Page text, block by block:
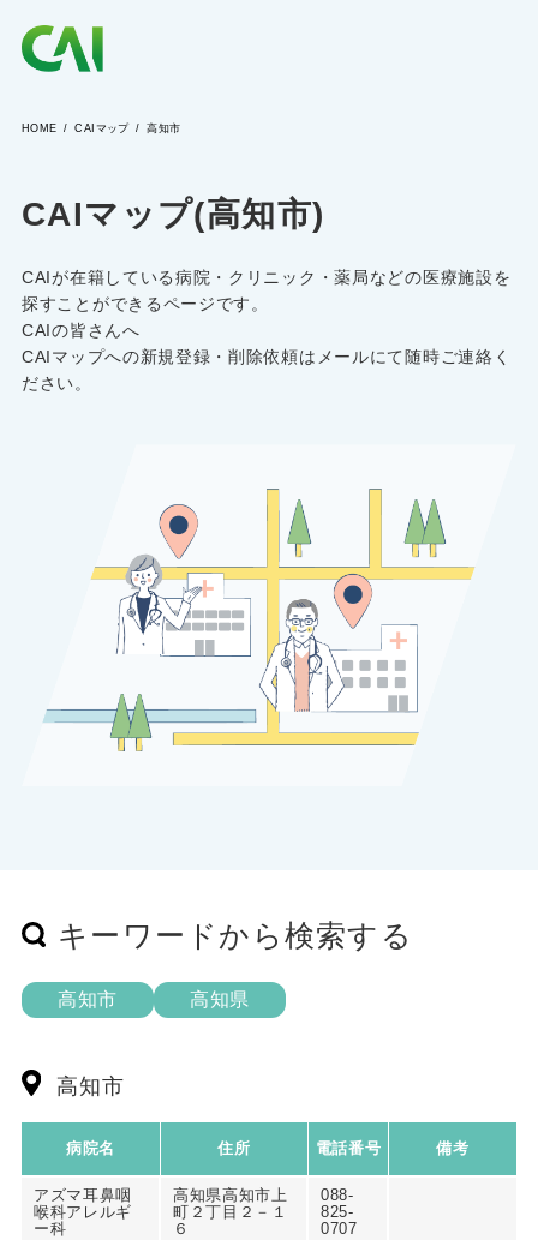
CAIとは
CAIを目指す方へ
CAIの方へ
HOME CAIマップ 高知市
CAIマップ(高知市)
CAIが在籍している病院・クリニック・薬局などの医療施設を
探すことができるページです。
CAIの皆さんへ
CAIマップへの新規登録・削除依頼はメールにて随時ご連絡く
ださい。
キーワードから検索する
高知市 高知県
高知市
病院名 住所 電話番号 備考
アズマ耳鼻咽
喉科アレルギ
ー科
高知県高知市上
町２丁目２－１
６
088-
825-
0707